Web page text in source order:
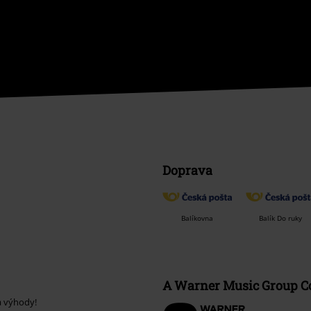
Doprava
Balíkovna Balík Do ruky
výhody!
A Warner Music Group